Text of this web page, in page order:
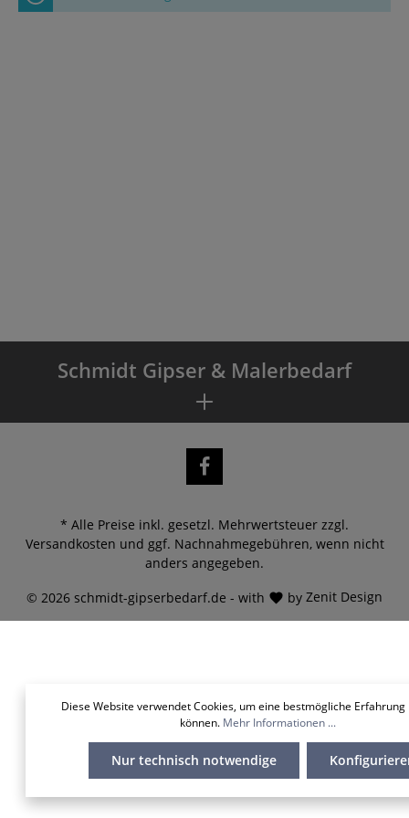
Schmidt Gipser & Malerbedarf
© 2026 schmidt-gipserbedarf.de - with by Zenit Design
* Alle Preise inkl. gesetzl. Mehrwertsteuer zzgl.
Versandkosten und ggf. Nachnahmegebühren, wenn nicht
anders angegeben.
Diese Website verwendet Cookies, um eine bestmögliche Erfahrung
können. Mehr Informationen ...
Nur technisch notwendige